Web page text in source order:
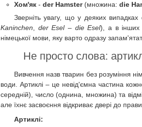
Хом'як - der Hamster(множина: die
Зверніть увагу, що у деяких
Kaninchen
der Esel– die Esel), а в інших
німецької мови, яку варто одразу
Не просто слова:
Вивчення назв тварин без розуміння
води. Артиклі – це невід'ємна частина
середній), число (однина, множина) та
але їхнє засвоєння відкриває двері до
Артиклі: